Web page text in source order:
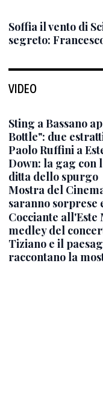
Soffia il vento di
segreto:
VIDEO
Sting a Bassano
Bottle": due
Paolo Ruffini a
Down: la gag con
ditta dello spurgo
Mostra del
saranno sorprese
Cocciante all'Este
medley del
Tiziano e il
raccontano la